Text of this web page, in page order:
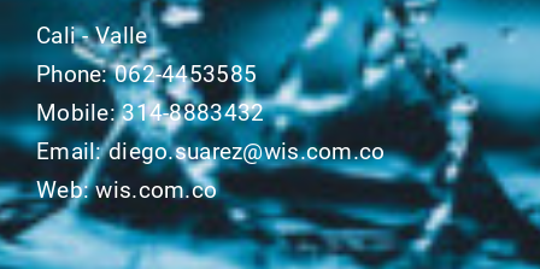
Cali - Valle
Phone:062-4453585
Mobile:314-8883432
Email:diego.suarez@wis.com.co
Web:wis.com.co